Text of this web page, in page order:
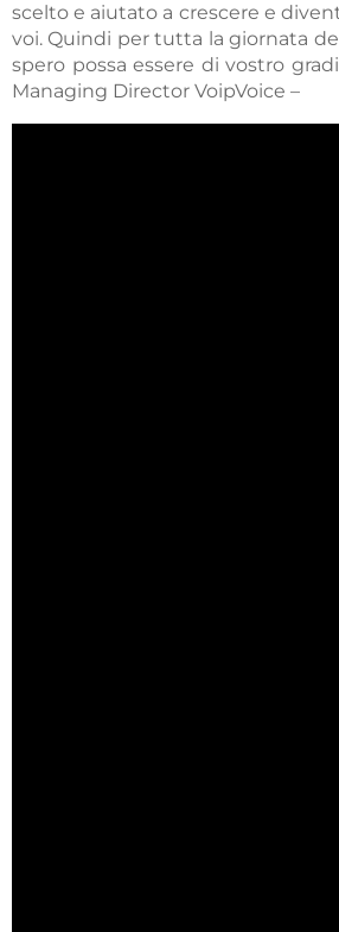
scelto e aiutato a crescere e
voi. Quindi per tutta la giornata
spero possa essere di vostro
Managing Director VoipVoice –